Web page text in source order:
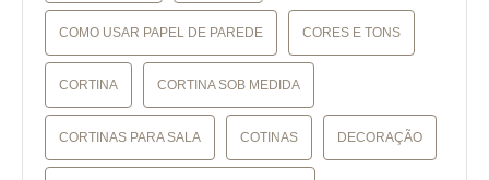
COMO USAR PAPEL DE PAREDE CORES E TONS
CORTINA CORTINA SOB MEDIDA
CORTINAS PARA SALA COTINAS DECORAÇÃO